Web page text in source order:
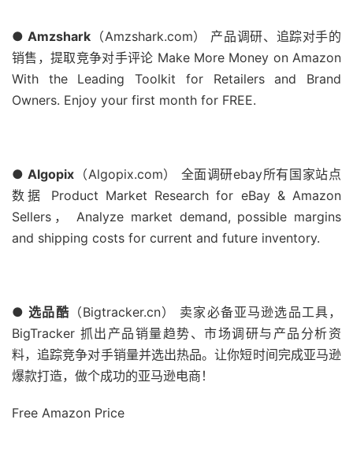
● Amzshark （Amzshark.com） 产品调研、追踪对手的
销售，提取竞争对手评论 Make More Money on Amazon
With the Leading Toolkit for Retailers and Brand
Owners. Enjoy your first month for FREE.
● Algopix （Algopix.com） 全面调研ebay所有国家站点
数据 Product Market Research for eBay & Amazon
Sellers， Analyze market demand, possible margins
and shipping costs for current and future inventory.
● 选品酷 （Bigtracker.cn） 卖家必备亚马逊选品工具，
BigTracker 抓出产品销量趋势、市场调研与产品分析资
料，追踪竞争对手销量并选出热品。让你短时间完成亚马逊
爆款打造，做个成功的亚马逊电商！
Free Amazon Price